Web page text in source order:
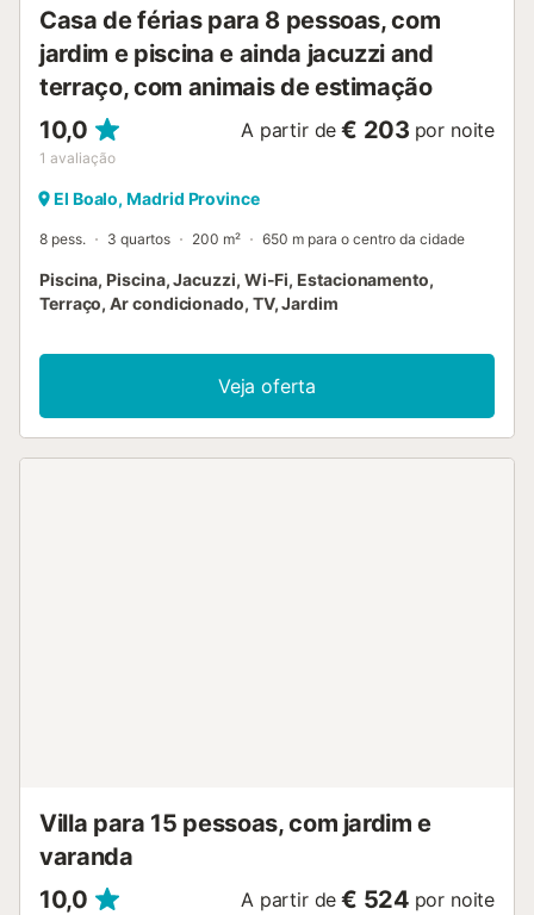
estimação. Não é permitido fumar nem realizar eventos.
H...
Casa de férias para 8 pessoas, com
jardim e piscina e ainda jacuzzi and
terraço, com animais de estimação
10,0
1 avaliação
A partir de € 203 por noite
El Boalo, Madrid Province
8 pess. 3 quartos 200 m² 650 m para o centro da cidade
Piscina, Piscina, Jacuzzi, Wi-Fi, Estacionamento,
Terraço, Ar condicionado, TV, Jardim
Veja oferta
Villa para 15 pessoas, com jardim e
varanda
10,0
A partir de € 524 por noite